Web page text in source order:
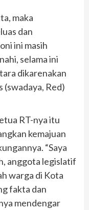
maka
dan
ini masih
selama ini
dikarenakan
(swadaya, Red)
RT-nya itu
kemajuan
“Saya
anggota legislatif
warga di Kota
fakta dan
mendengar